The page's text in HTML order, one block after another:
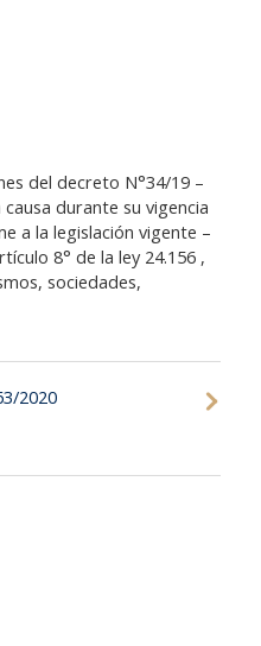
del decreto N°34/19 –
durante su vigencia
a la legislación vigente –
8° de la ley 24.156 ,
sociedades,
2020